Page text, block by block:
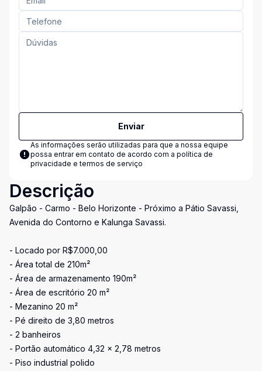
Enviar
As informações serão utilizadas para que a nossa equipe
possa entrar em contato de acordo com a política de
privacidade e termos de serviço
Descrição
Galpão - Carmo - Belo Horizonte - Próximo a Pátio Savassi,
Avenida do Contorno e Kalunga Savassi.
- Locado por R$7.000,00
- Área total de 210m²
- Área de armazenamento 190m²
- Área de escritório 20 m²
- Mezanino 20 m²
- Pé direito de 3,80 metros
- 2 banheiros
- Portão automático 4,32 x 2,78 metros
- Piso industrial polido